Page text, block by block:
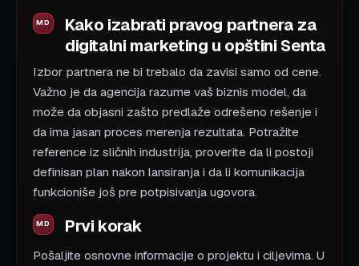
Kako izabrati pravog partnera za
digitalni marketing u opštini Senta
Izbor partnera ne bi trebalo da zavisi samo od cene.
Važno je da agencija razume vaš biznis model, da
može da objasni zašto predlaže odrešeno rešenje i
da ima jasan proces merenja rezultata. Potražite
reference iz sličnih industrija, proverite da li postoji
definisan plan nakon lansiranja i da li komunikacija
funkcioniše još pre potpisivanja ugovora.
Prvi korak
Pošaljite osnovne informacije o projektu i ciljevima. U